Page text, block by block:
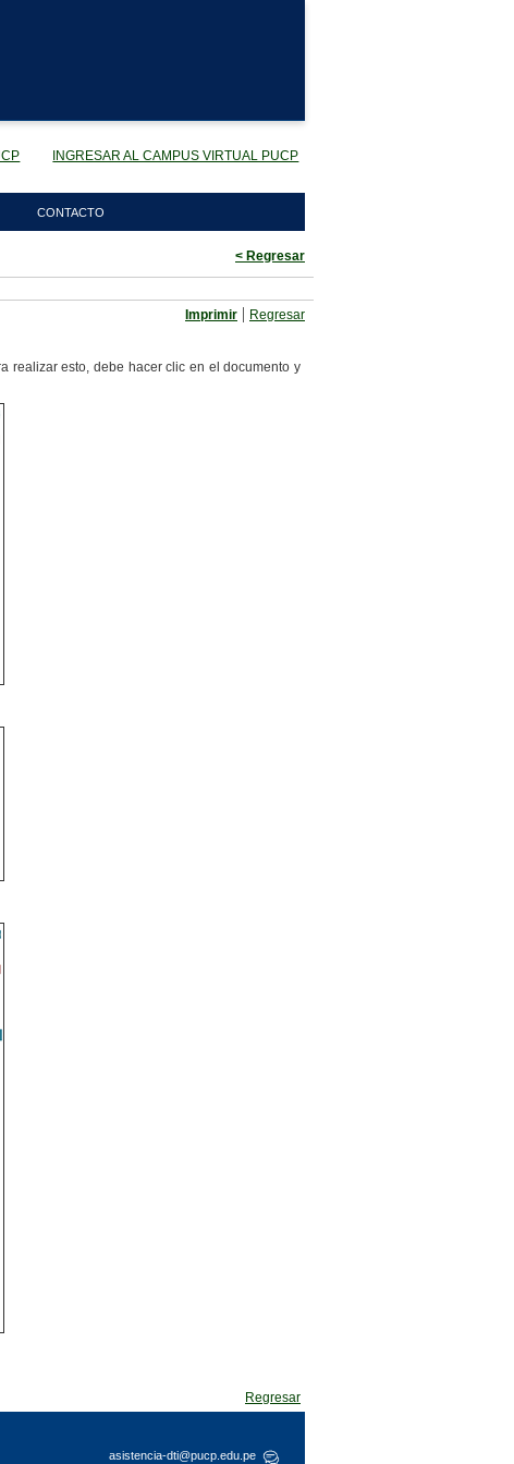
INGRESAR AL CAMPUS VIRTUAL PUCP
CONTACTO
< Regresar
Imprimir | Regresar
realizar esto, debe hacer clic en el documento y
Regresar
asistencia-dti@pucp.edu.pe